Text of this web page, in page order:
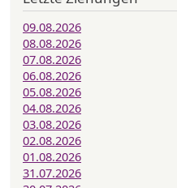
09.08.2026
08.08.2026
07.08.2026
06.08.2026
05.08.2026
04.08.2026
03.08.2026
02.08.2026
01.08.2026
31.07.2026